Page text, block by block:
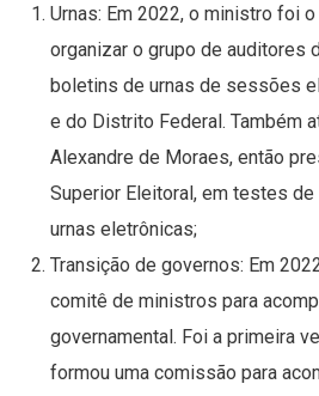
Urnas: Em 2022, o ministro foi
organizar o grupo de auditores
boletins de urnas de sessões
e do Distrito Federal. Também
Alexandre de Moraes, então
Superior Eleitoral, em testes
urnas eletrônicas;
Transição de governos: Em
comitê de ministros para
governamental. Foi a primeira
formou uma comissão para